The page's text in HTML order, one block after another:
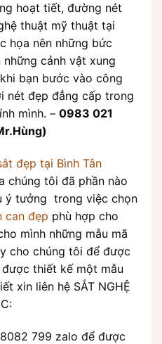
hoạt tiết, đường nét
thuật mỹ thuật tại
họa nên những bức
cảnh vật xung
bạn bước vào công
nét đẹp đẳng cấp trong
mình. – 0983 021
đẹp tại Bình Tân
chúng tôi đã phần nào
ý tưởng trong việc chọn
can đẹp phù hợp cho
mình những mẫu mã
cho chúng tôi để được
thiết kế một mẫu
xin liên hệ SẮT NGHỆ
799 zalo để được